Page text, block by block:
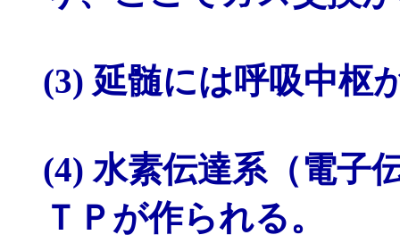
(3) 延髄には呼吸中枢
(4) 水素伝達系（電子
ＴＰが作られる。